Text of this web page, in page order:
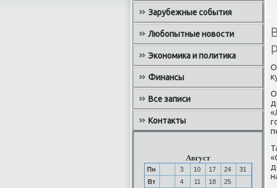
Зарубежные события
Любопытные новости
Экономика и политика
Финансы
Все записи
Контакты
Август
Пн 3 10 17 24
31
Вт
4 11 18
25
О
О